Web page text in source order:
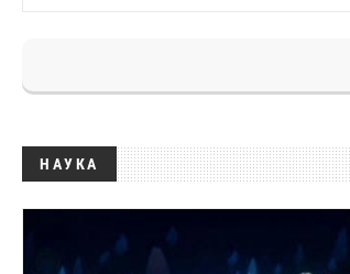
НАУКА